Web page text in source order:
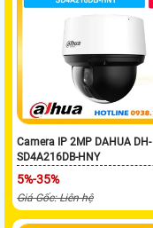
Camera IP 2MP DAHUA DH-
SD4A216DB-HNY
5%-35%
Giá Gốc: Liên hệ